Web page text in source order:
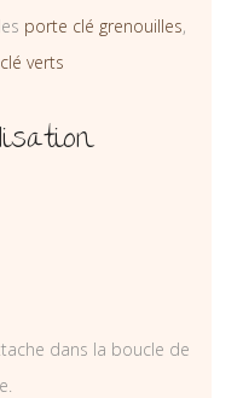
porte clé grenouilles,
verts
dans la boucle de